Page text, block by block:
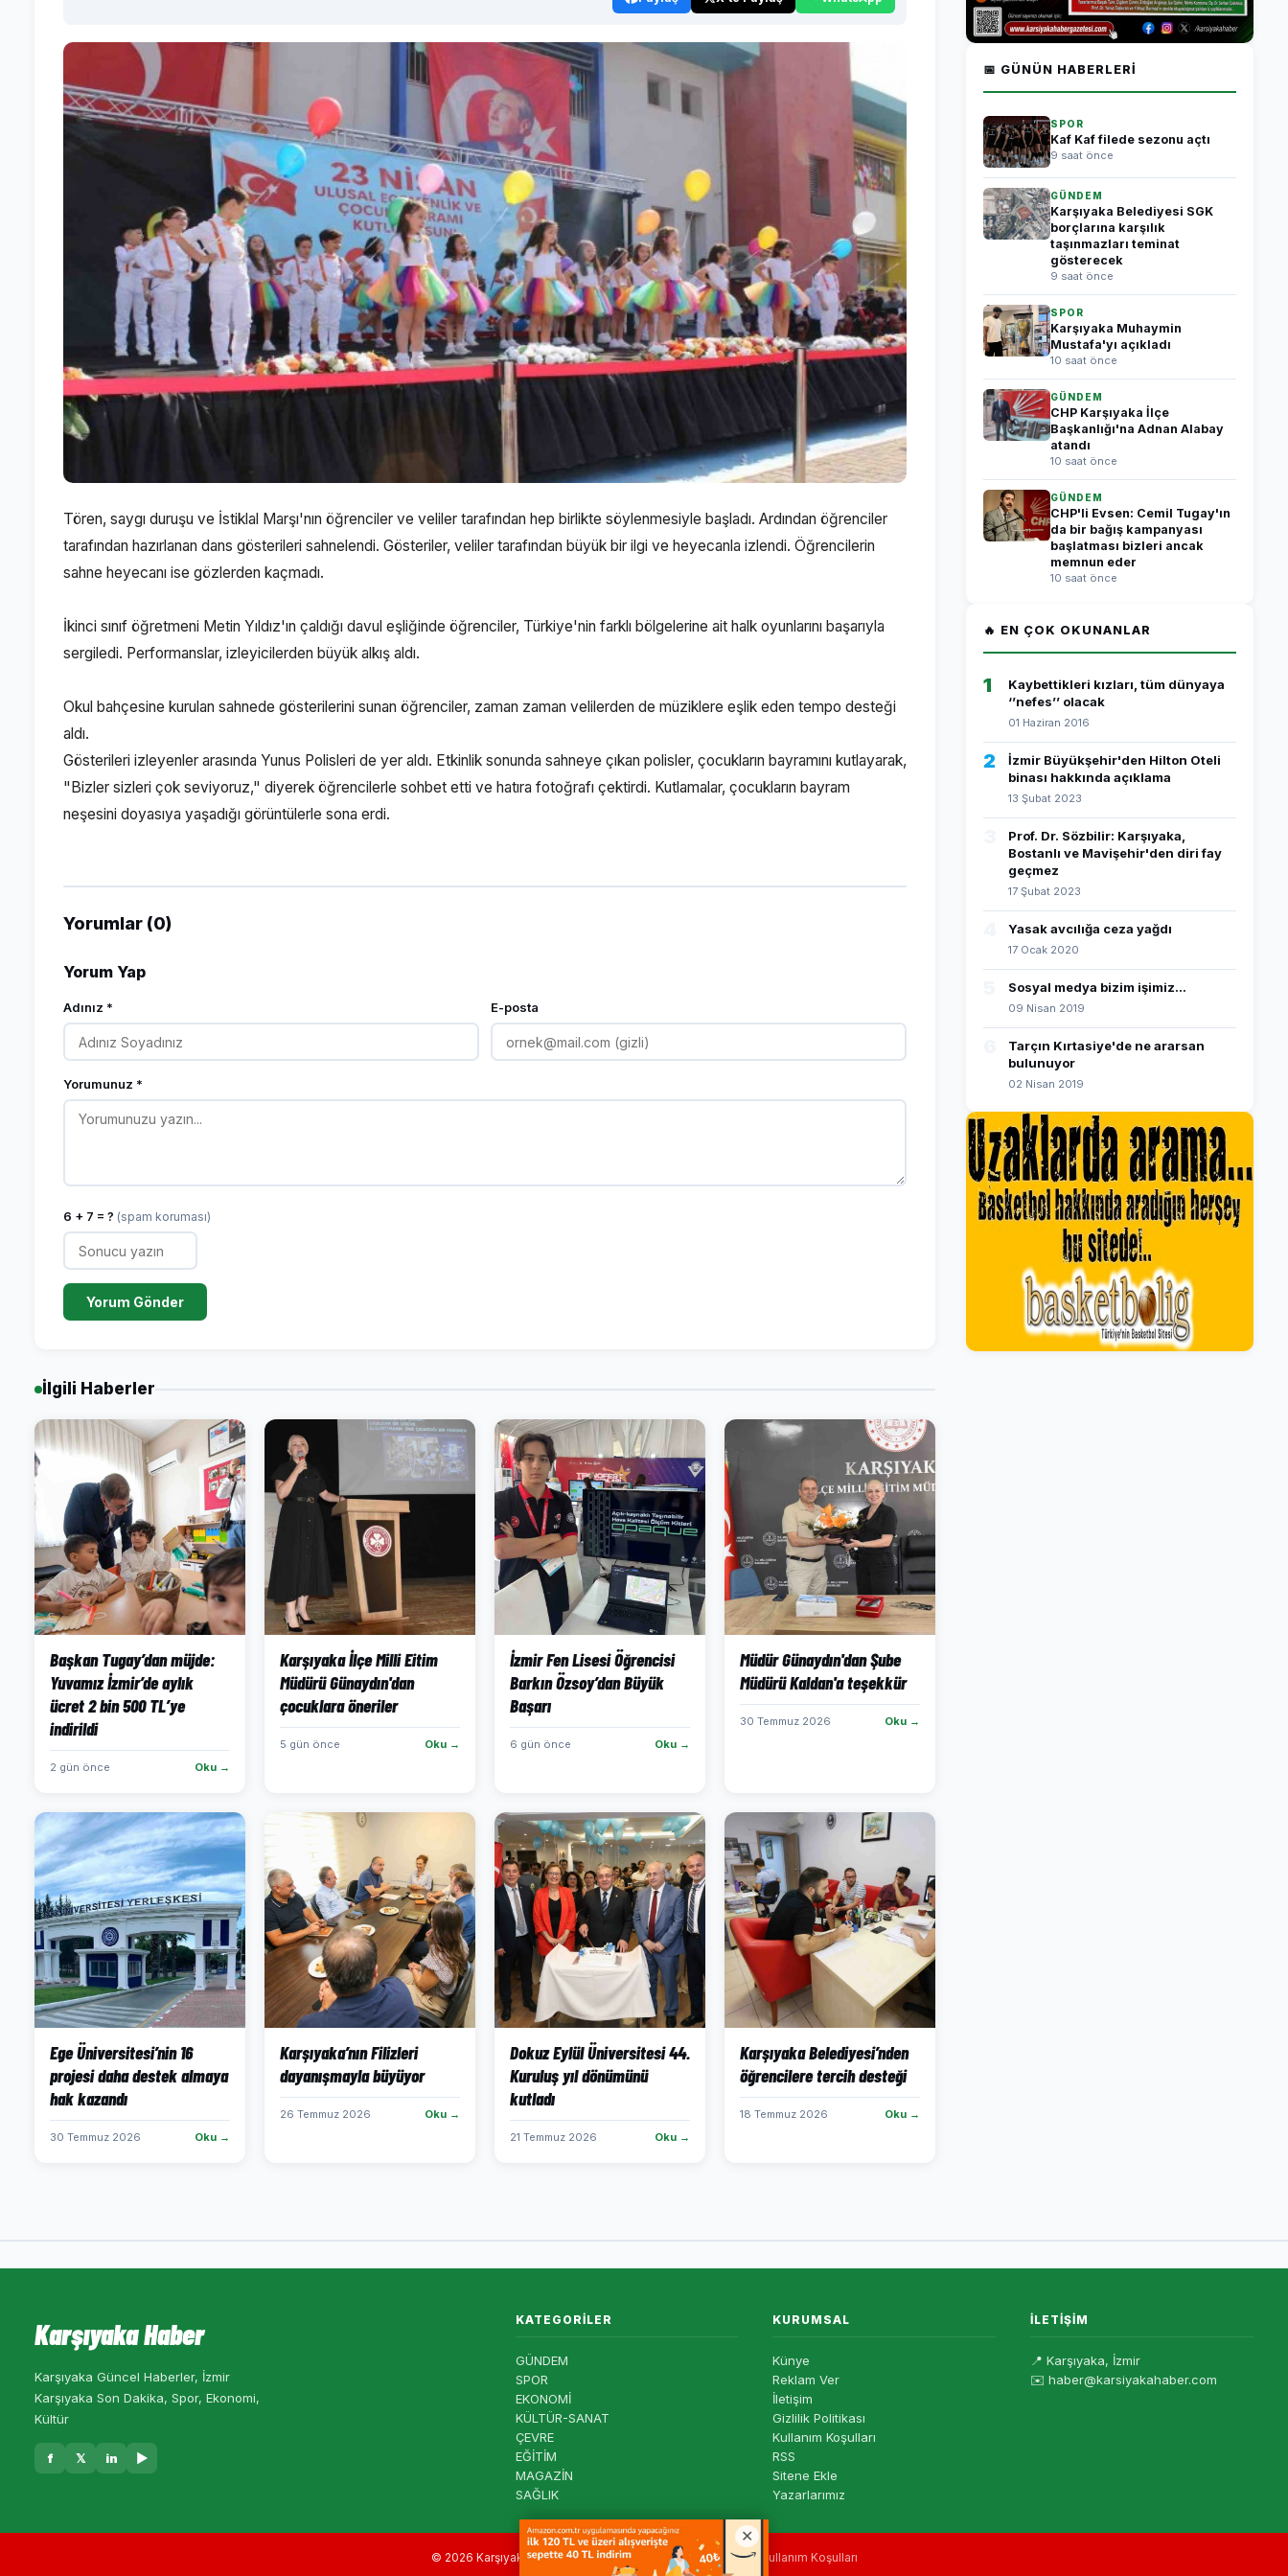
Tören, saygı duruşu ve İstiklal Marşı'nın öğrenciler ve veliler tarafından hep birlikte söylenmesiyle başladı. Ardından öğrenciler
tarafından hazırlanan dans gösterileri sahnelendi. Gösteriler, veliler tarafından büyük bir ilgi ve heyecanla izlendi. Öğrencilerin
sahne heyecanı ise gözlerden kaçmadı.
İkinci sınıf öğretmeni Metin Yıldız'ın çaldığı davul eşliğinde öğrenciler, Türkiye'nin farklı bölgelerine ait halk oyunlarını başarıyla
sergiledi. Performanslar, izleyicilerden büyük alkış aldı.
Okul bahçesine kurulan sahnede gösterilerini sunan öğrenciler, zaman zaman velilerden de müziklere eşlik eden tempo desteği
aldı.
Gösterileri izleyenler arasında Yunus Polisleri de yer aldı. Etkinlik sonunda sahneye çıkan polisler, çocukların bayramını kutlayarak,
"Bizler sizleri çok seviyoruz," diyerek öğrencilerle sohbet etti ve hatıra fotoğrafı çektirdi. Kutlamalar, çocukların bayram
neşesini doyasıya yaşadığı görüntülerle sona erdi.
Yorumlar (0)
Yorum Yap
Adınız * E-posta
Yorumunuz *
6 + 7 = ? (spam koruması)
Yorum Gönder
İlgili Haberler
Başkan Tugay’dan müjde:
Yuvamız İzmir’de aylık
ücret 2 bin 500 TL’ye
indirildi
2 gün önce Oku →
Karşıyaka İlçe Milli Eitim
Müdürü Günaydın'dan
çocuklara öneriler
5 gün önce Oku →
İzmir Fen Lisesi Öğrencisi
Barkın Özsoy’dan Büyük
Başarı
6 gün önce Oku →
Müdür Günaydın'dan Şube
Müdürü Kaldan'a teşekkür
30 Temmuz 2026 Oku →
Ege Üniversitesi’nin 16
projesi daha destek almaya
hak kazandı
30 Temmuz 2026 Oku →
Karşıyaka’nın Filizleri
dayanışmayla büyüyor
26 Temmuz 2026 Oku →
Dokuz Eylül Üniversitesi 44.
Kuruluş yıl dönümünü
kutladı
21 Temmuz 2026 Oku →
Karşıyaka Belediyesi’nden
öğrencilere tercih desteği
18 Temmuz 2026 Oku →
📅 GÜNÜN HABERLERI
SPOR
Kaf Kaf filede sezonu açtı
9 saat önce
GÜNDEM
Karşıyaka Belediyesi SGK
borçlarına karşılık
taşınmazları teminat
gösterecek
9 saat önce
SPOR
Karşıyaka Muhaymin
Mustafa'yı açıkladı
10 saat önce
GÜNDEM
CHP Karşıyaka İlçe
Başkanlığı'na Adnan Alabay
atandı
10 saat önce
GÜNDEM
CHP'li Evsen: Cemil Tugay'ın
da bir bağış kampanyası
başlatması bizleri ancak
memnun eder
10 saat önce
🔥 EN ÇOK OKUNANLAR
1
Kaybettikleri kızları, tüm dünyaya
‘’nefes’’ olacak
01 Haziran 2016
2
İzmir Büyükşehir'den Hilton Oteli
binası hakkında açıklama
13 Şubat 2023
Prof. Dr. Sözbilir: Karşıyaka,
Bostanlı ve Mavişehir'den diri fay
geçmez
17 Şubat 2023
Yasak avcılığa ceza yağdı
17 Ocak 2020
Sosyal medya bizim işimiz...
09 Nisan 2019
Tarçın Kırtasiye'de ne ararsan
bulunuyor
02 Nisan 2019
Karşıyaka Haber
Karşıyaka Güncel Haberler, İzmir
Karşıyaka Son Dakika, Spor, Ekonomi,
Kültür
f 𝕏 in ▶
KATEGORILER
GÜNDEM
SPOR
EKONOMİ
KÜLTÜR-SANAT
ÇEVRE
EĞİTİM
MAGAZİN
SAĞLIK
KURUMSAL
Künye
Reklam Ver
İletişim
Gizlilik Politikası
Kullanım Koşulları
RSS
Sitene Ekle
Yazarlarımız
İLETIŞIM
📍 Karşıyaka, İzmir
✉️ haber@karsiyakahaber.com
© 2026 Karşıyaka Haber — Tüm hakları saklıdır. |Gizlilik| Kullanım Koşulları